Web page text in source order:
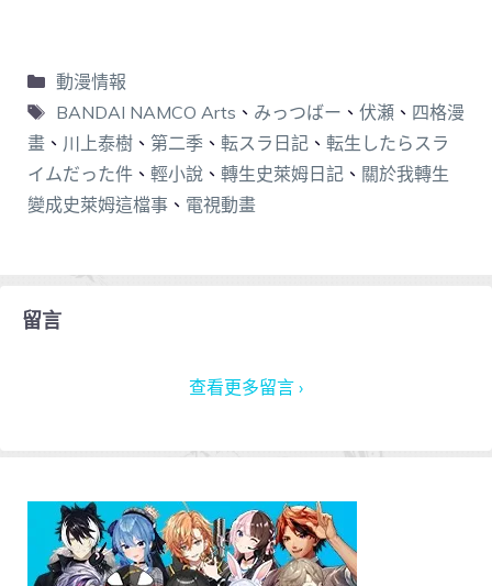
動漫情報
BANDAI NAMCO Arts 、 みっつばー 、 伏瀬、 四格漫
畫 、 川上泰樹 、 第二季 、 転スラ日記 、 転生したらスラ
イムだった件 、 輕小說 、 轉生史萊姆日記 、 關於我轉生
變成史萊姆這檔事 、 電視動畫
留言
查看更多留言 ›